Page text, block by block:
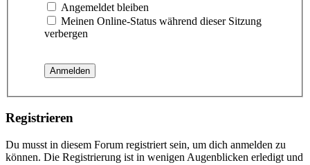
Angemeldet bleiben
Meinen Online-Status während dieser Sitzung
verbergen
Registrieren
Du musst in diesem Forum registriert sein, um dich anmelden zu
können. Die Registrierung ist in wenigen Augenblicken erledigt und